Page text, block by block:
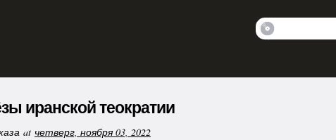
иранской теократии
at четверг, ноября 03, 2022